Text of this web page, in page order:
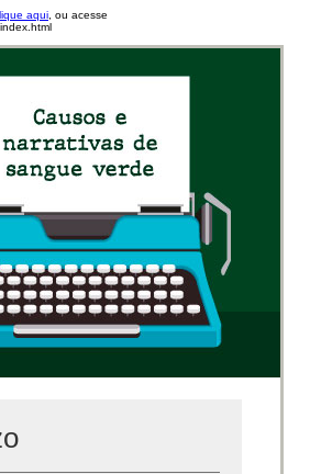
aqui , ou acesse